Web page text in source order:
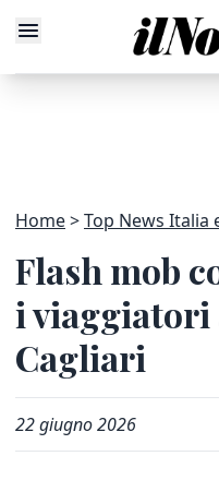
Home Top News Italia
Flash mob
i
Cagliari
22 giugno 2026